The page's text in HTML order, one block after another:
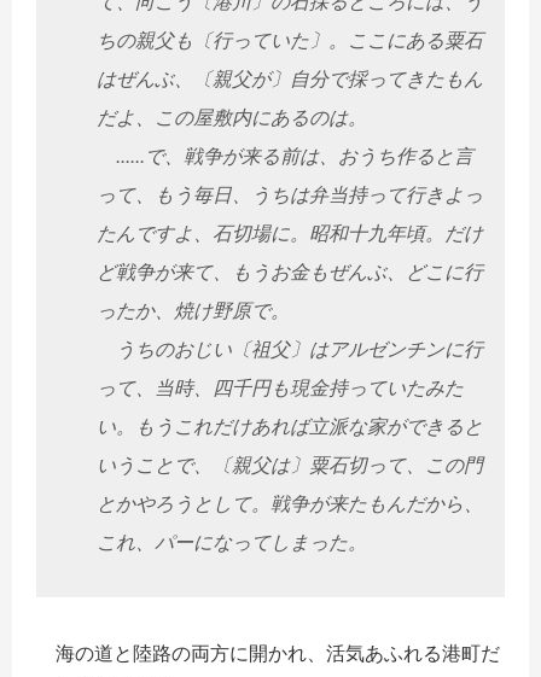
ちの親父も〔行っていた〕。ここにある粟石
はぜんぶ、〔親父が〕自分で採ってきたもん
だよ、この屋敷内にあるのは。
......で、戦争が来る前は、おうち作ると言
って、もう毎日、うちは弁当持って行きよっ
たんですよ、石切場に。昭和十九年頃。だけ
ど戦争が来て、もうお金もぜんぶ、どこに行
ったか、焼け野原で。
うちのおじい〔祖父〕はアルゼンチンに行
って、当時、四千円も現金持っていたみた
い。もうこれだけあれば立派な家ができると
いうことで、〔親父は〕粟石切って、この門
とかやろうとして。戦争が来たもんだから、
これ、パーになってしまった。
海の道と陸路の両方に開かれ、活気あふれる港町だ